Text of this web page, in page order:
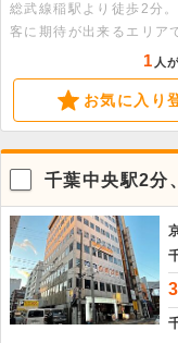
総武線稲駅より徒歩2分
客に期待が出来るエリア
おります。居抜き物件と
なります。業種のご相談
1 人
お気に入り
千葉中央駅2分